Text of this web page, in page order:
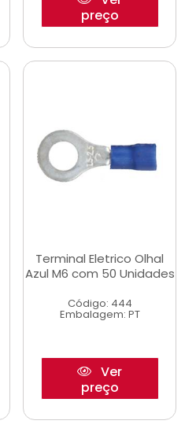
preço
Terminal Eletrico Olhal
Azul M6 com 50 Unidades
Código: 444
Embalagem: PT
Ver
preço